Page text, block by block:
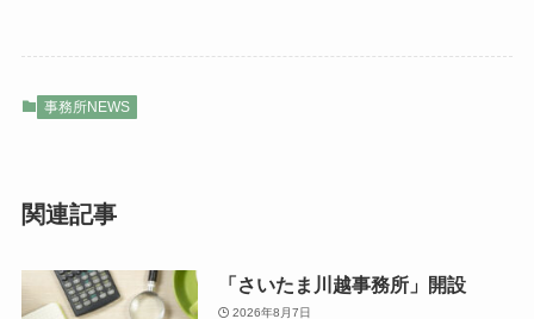
事務所NEWS
関連記事
「さいたま川越事務所」開設
2026年8月7日